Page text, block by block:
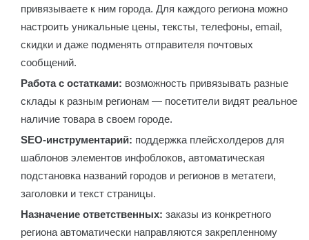
привязываете к ним города. Для каждого региона можно
настроить уникальные цены, тексты, телефоны, email,
скидки и даже подменять отправителя почтовых
сообщений.
Работа с остатками: возможность привязывать разные
склады к разным регионам — посетители видят реальное
наличие товара в своем городе.
SEO-инструментарий: поддержка плейсхолдеров для
шаблонов элементов инфоблоков, автоматическая
подстановка названий городов и регионов в метатеги,
заголовки и текст страницы.
Назначение ответственных: заказы из конкретного
региона автоматически направляются закрепленному